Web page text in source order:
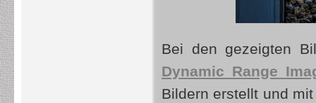
Bei den gezeigten
Dynamic Range
Bildern erstellt und